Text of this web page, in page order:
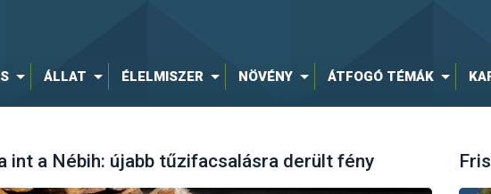
ÁLLAT ÉLELMISZER NÖVÉNY ÁTFOGÓ TÉMÁK
int a Nébih: újabb tűzifacsalásra derült fény